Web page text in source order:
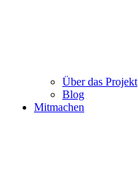
Über das Projekt
Blog
Mitmachen